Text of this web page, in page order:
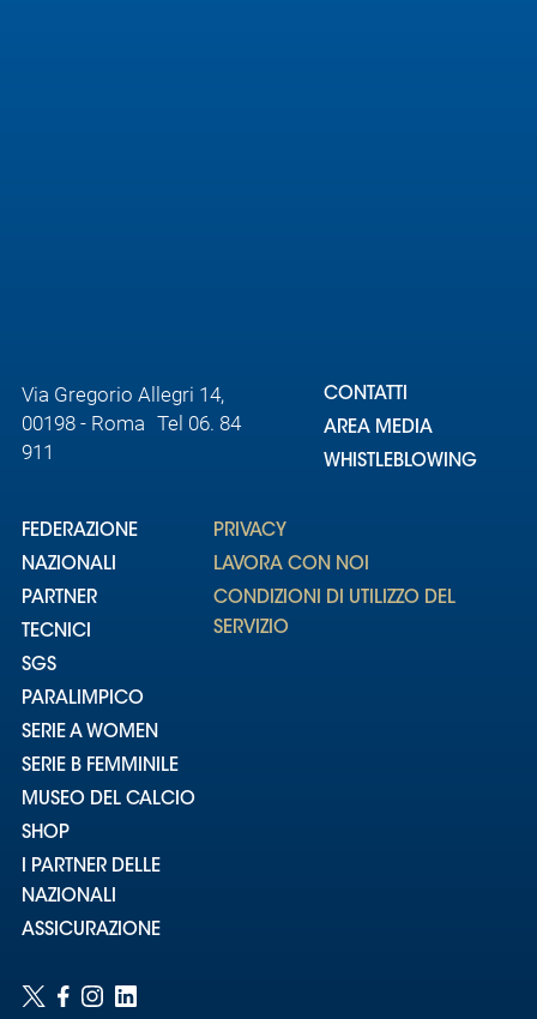
Via Gregorio Allegri 14,
00198 - Roma Tel 06. 84
911
CONTATTI
AREA MEDIA
WHISTLEBLOWING
FEDERAZIONE
NAZIONALI
PARTNER
TECNICI
SGS
PARALIMPICO
SERIE A WOMEN
SERIE B FEMMINILE
MUSEO DEL CALCIO
SHOP
I PARTNER DELLE
NAZIONALI
ASSICURAZIONE
PRIVACY
LAVORA CON NOI
CONDIZIONI DI UTILIZZO DEL
SERVIZIO